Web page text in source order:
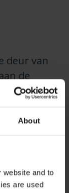
About
website and to
are used
deur van
de
gestart
de aanleg
Heeft u
dan